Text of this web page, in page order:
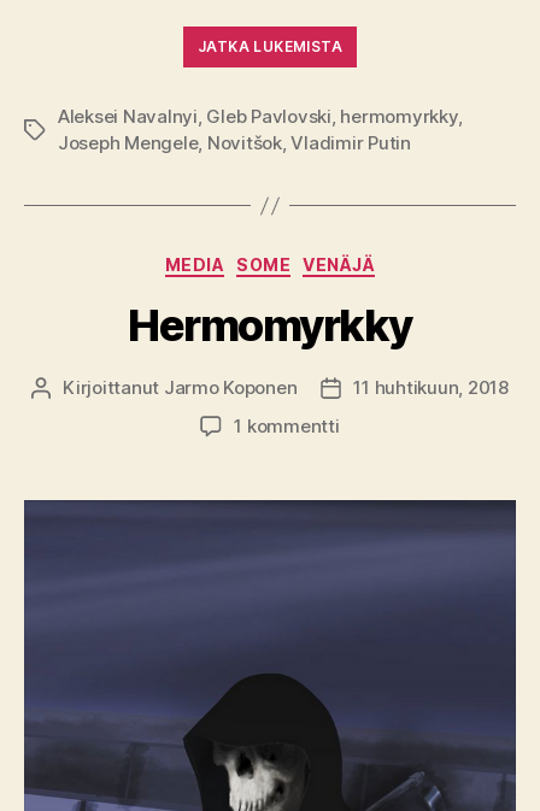
JATKA LUKEMISTA
Avainsanat
Aleksei Navalnyi, Gleb Pavlovski, hermomyrkky,
Joseph Mengele, Novitšok,Vladimir Putin
Kategoriat
MEDIA SOME VENÄJÄ
Hermomyrkky
Kirjoittaja
Kirjoittanut Jarmo Koponen Julkaisupäivämäärä
11 huhtikuun, 2018
1 kommenttiartikkeliin